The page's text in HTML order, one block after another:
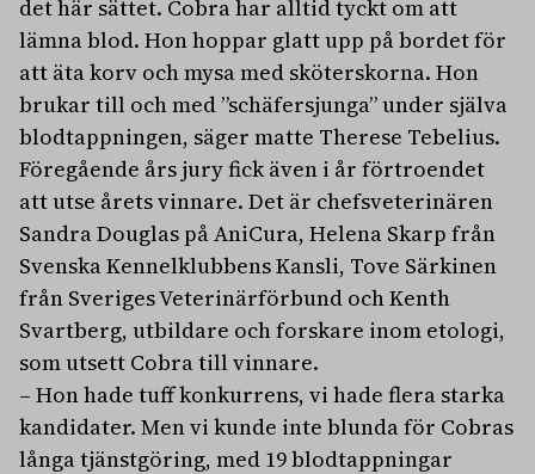
det här sättet. Cobra har alltid tyckt om att
lämna blod. Hon hoppar glatt upp på bordet för
att äta korv och mysa med sköterskorna. Hon
brukar till och med ”schäfersjunga” under själva
blodtappningen, säger matte Therese Tebelius.
Föregående års jury fick även i år förtroendet
att utse årets vinnare. Det är chefsveterinären
Sandra Douglas på AniCura, Helena Skarp från
Svenska Kennelklubbens Kansli, Tove Särkinen
från Sveriges Veterinärförbund och Kenth
Svartberg, utbildare och forskare inom etologi,
som utsett Cobra till vinnare.
– Hon hade tuff konkurrens, vi hade flera starka
kandidater. Men vi kunde inte blunda för Cobras
långa tjänstgöring, med 19 blodtappningar